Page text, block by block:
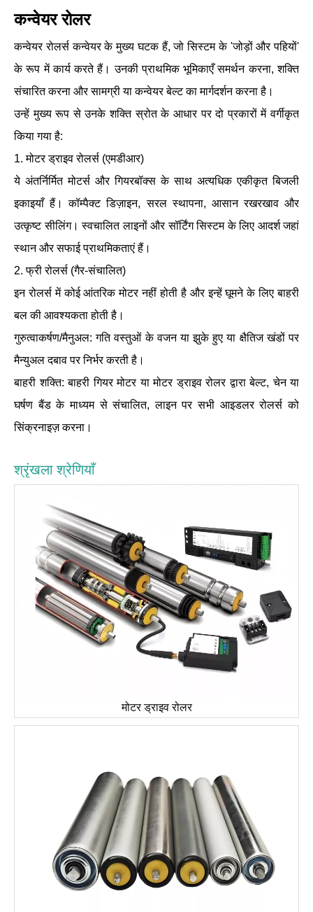
कन्वेयर रोलर
कन्वेयर रोलर्स कन्वेयर के मुख्य घटक हैं, जो सिस्टम के 'जोड़ों और पहियों'
के रूप में कार्य करते हैं। उनकी प्राथमिक भूमिकाएँ समर्थन करना, शक्ति
संचारित करना और सामग्री या कन्वेयर बेल्ट का मार्गदर्शन करना है।
उन्हें मुख्य रूप से उनके शक्ति स्रोत के आधार पर दो प्रकारों में वर्गीकृत
किया गया है:
1. मोटर ड्राइव रोलर्स (एमडीआर)
ये अंतर्निर्मित मोटर्स और गियरबॉक्स के साथ अत्यधिक एकीकृत बिजली
इकाइयाँ हैं। कॉम्पैक्ट डिज़ाइन, सरल स्थापना, आसान रखरखाव और
उत्कृष्ट सीलिंग। स्वचालित लाइनों और सॉर्टिंग सिस्टम के लिए आदर्श जहां
स्थान और सफाई प्राथमिकताएं हैं।
2. फ्री रोलर्स (गैर-संचालित)
इन रोलर्स में कोई आंतरिक मोटर नहीं होती है और इन्हें घूमने के लिए बाहरी
बल की आवश्यकता होती है।
गुरुत्वाकर्षण/मैनुअल: गति वस्तुओं के वजन या झुके हुए या क्षैतिज खंडों पर
मैन्युअल दबाव पर निर्भर करती है।
बाहरी शक्ति: बाहरी गियर मोटर या मोटर ड्राइव रोलर द्वारा बेल्ट, चेन या
घर्षण बैंड के माध्यम से संचालित, लाइन पर सभी आइडलर रोलर्स को
सिंक्रनाइज़ करना।
श्रृंखला श्रेणियाँ
मोटर ड्राइव रोलर